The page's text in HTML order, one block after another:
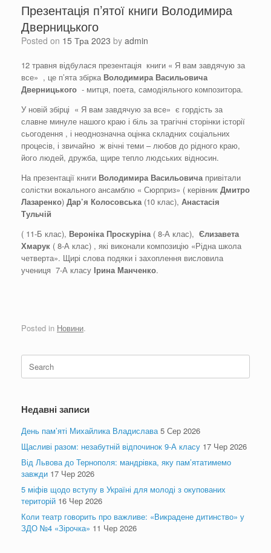
Презентація п’ятої книги Володимира
Дверницького
Posted on 15 Тра 2023 by admin
12 травня відбулася презентація книги « Я вам завдячую за
все» , це п’ята збірка ВолодимираВасильовича
Дверницького - митця, поета, самодіяльного композитора.
У новій збірці « Я вам завдячую за все» є гордість за
славне минуле нашого краю і біль за трагічні сторінки історії
сьогодення , і неоднозначна оцінка складних соціальних
процесів, і звичайно ж вічні теми – любов до рідного краю,
його людей, дружба, щире тепло людських відносин.
На презентації книги Володимира Васильовичапривітали
солістки вокального ансамблю « Сюрприз» ( керівник Дмитро
Лазаренко) Дар’я Колосовська(10 клас), Анастасія
Тульчій
( 11-Б клас), Вероніка Проскуріна( 8-А клас), Єлизавета
Хмарук ( 8-А клас) , які виконали композицію «Рідна школа
четверта». Щирі слова подяки і захоплення висловила
учениця 7-А класу Ірина Манченко.
Posted in Новини.
Search
for:
Недавні записи
День пам’яті Михайлика Владислава 5 Сер 2026
Щасливі разом: незабутній відпочинок 9-А класу 17 Чер 2026
Від Львова до Тернополя: мандрівка, яку пам’ятатимемо
завжди 17 Чер 2026
5 міфів щодо вступу в Україні для молоді з окупованих
територій 16 Чер 2026
Коли театр говорить про важливе: «Викрадене дитинство» у
ЗДО №4 «Зірочка» 11 Чер 2026